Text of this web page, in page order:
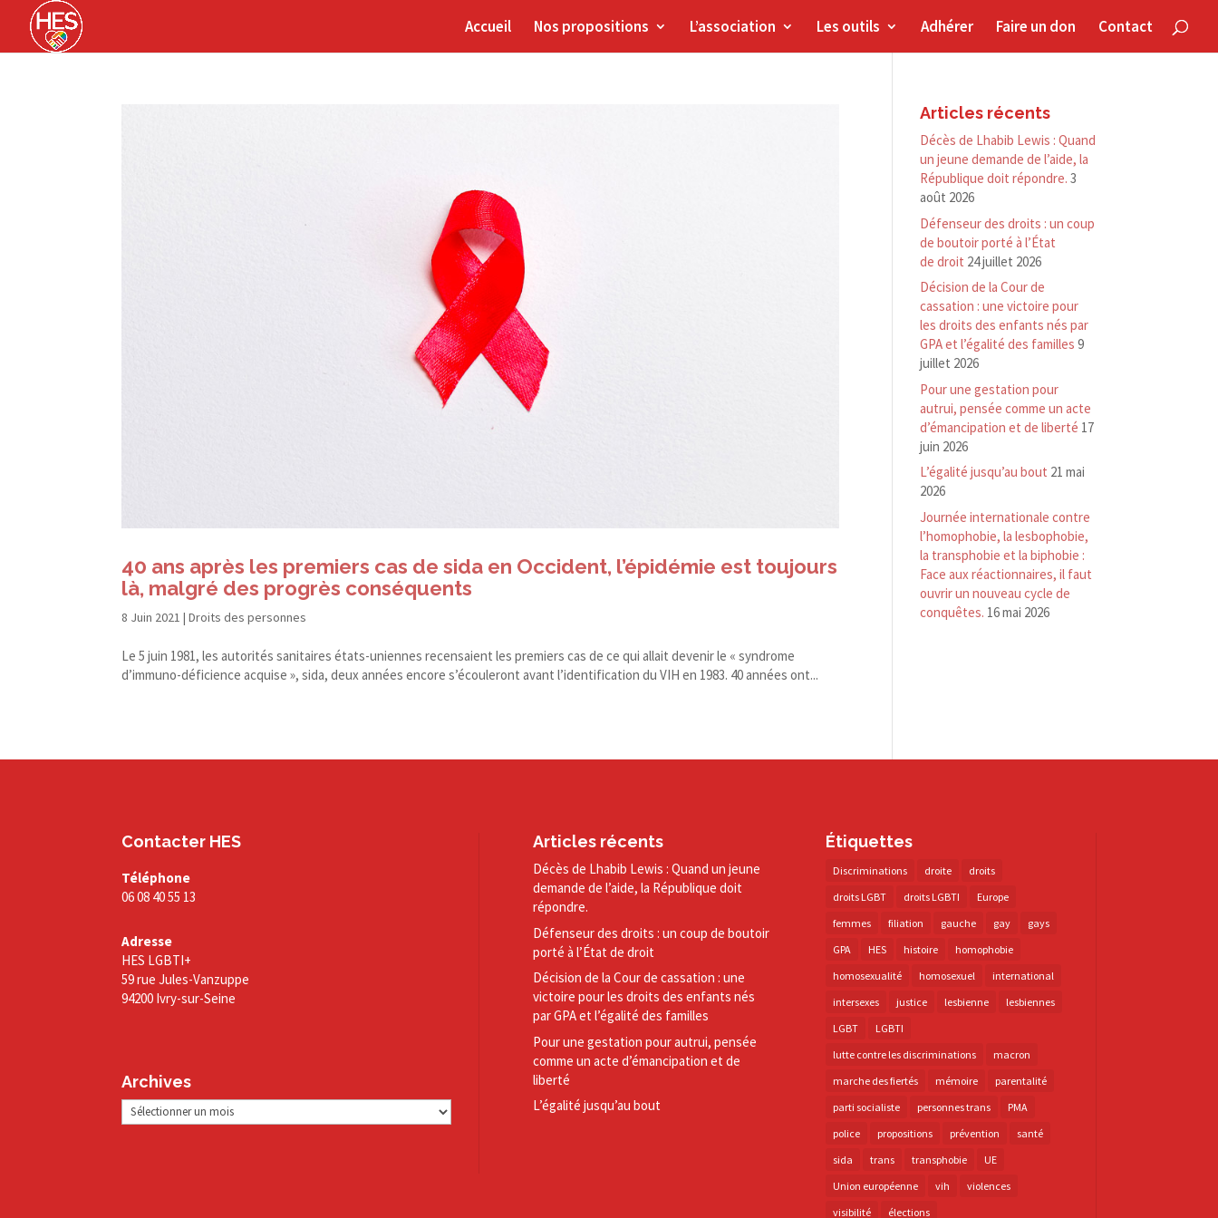
Accueil Nos propositions L’association Les outils Adhérer Faire un don Contact
40 ans après les premiers cas de sida en Occident, l’épidémie est toujours
là, malgré des progrès conséquents
8 Juin 2021 |Droits des personnes
Le 5 juin 1981, les autorités sanitaires états-​uniennes recensaient les premiers cas de ce qui allait devenir le « syndrome
d’immuno-déficience acquise », sida, deux années encore s’écouleront avant l’identification du VIH en 1983. 40 années ont...
Articles récents
Décès de Lhabib Lewis : Quand
un jeune demande de l’aide, la
République doit répondre. 3
août 2026
Défenseur des droits : un coup
de boutoir porté à l’État
de droit 24 juillet 2026
Décision de la Cour de
cassation : une victoire pour
les droits des enfants nés par
GPA et l’égalité des familles 9
juillet 2026
Pour une gestation pour
autrui, pensée comme un acte
d’émancipation et de liberté 17
juin 2026
L’égalité jusqu’au bout 21 mai
2026
Journée internationale contre
l’homophobie, la lesbophobie,
la transphobie et la biphobie :
Face aux réactionnaires, il faut
ouvrir un nouveau cycle de
conquêtes. 16 mai 2026
Contacter HES
Téléphone
06 08 40 55 13
Adresse
HES LGBTI+
59 rue Jules-Vanzuppe
94200 Ivry-sur-Seine
Archives
Archives
Articles récents
Décès de Lhabib Lewis : Quand un jeune
demande de l’aide, la République doit
répondre.
Défenseur des droits : un coup de boutoir
porté à l’État de droit
Décision de la Cour de cassation : une
victoire pour les droits des enfants nés
par GPA et l’égalité des familles
Pour une gestation pour autrui, pensée
comme un acte d’émancipation et de
liberté
L’égalité jusqu’au bout
Étiquettes
Discriminations droite
droits
droits LGBT
droits LGBTI
Europe
femmes
filiation gauche gay
gays
GPA
HES histoire
homophobie
homosexualité
homosexuel
international
intersexes
justice lesbienne
lesbiennes
LGBT
LGBTI
lutte contre les discriminations
macron
marche des fiertés
mémoire
parentalité
parti socialiste
personnes trans
PMA
police
propositions prévention
santé
sida
trans transphobie
UE
Union européenne
vih
violences
visibilité
élections